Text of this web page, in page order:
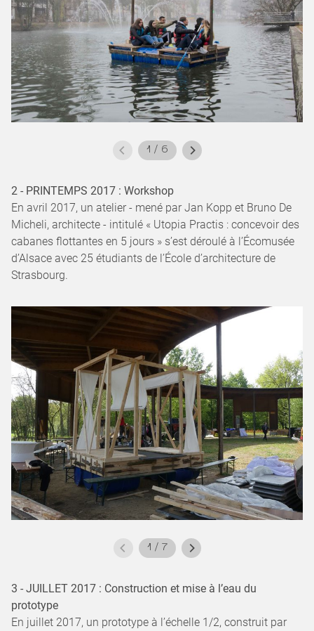
1 / 6
2 - PRINTEMPS 2017 : Workshop
En avril 2017, un atelier - mené par Jan Kopp et Bruno De
Micheli, architecte - intitulé « Utopia Practis : concevoir des
cabanes flottantes en 5 jours » s’est déroulé à l’Écomusée
d’Alsace avec 25 étudiants de l’École d’architecture de
Strasbourg.
1 / 7
3 - JUILLET 2017 : Construction et mise à l’eau du
prototype
En juillet 2017, un prototype à l’échelle 1/2, construit par